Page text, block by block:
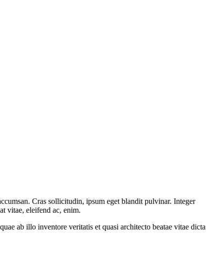
Cras sollicitudin, ipsum eget blandit pulvinar. Integer
vitae, eleifend ac, enim.
ab illo inventore veritatis et quasi architecto beatae vitae dicta